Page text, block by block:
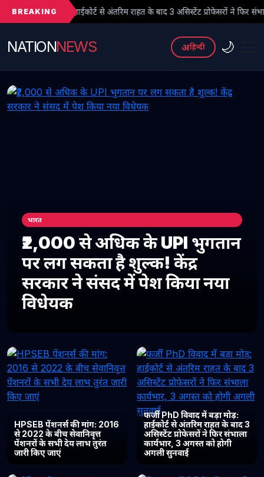
BREAKING
से अंतरिम राहत के बाद 3 असिस्टेंट प्रोफेसरों ने फिर संभाला कार्यभार, 3 अगस्त
NATIONNEWS अहिन्दी 🌙
भारत
₹2,000 से अधिक के UPI भुगतान
पर लग सकता है शुल्क! केंद्र
सरकार ने संसद में पेश किया नया
विधेयक
HPSEB पेंशनर्स की मांग: 2016
से 2022 के बीच सेवानिवृत्त
पेंशनरों के सभी देय लाभ तुरंत
जारी किए जाएं
फर्जी PhD विवाद में बड़ा मोड़:
हाईकोर्ट से अंतरिम राहत के बाद 3
असिस्टेंट प्रोफेसरों ने फिर संभाला
कार्यभार, 3 अगस्त को होगी
अगली सुनवाई